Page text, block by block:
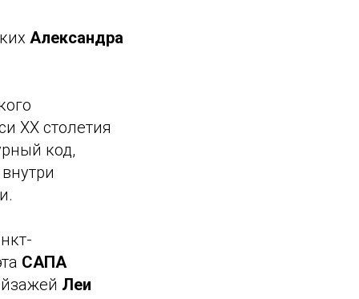
Александра
XX столетия
код,
САПА
Леи